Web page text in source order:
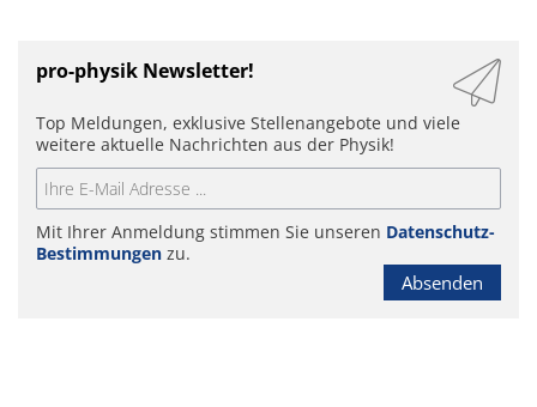
pro-physik Newsletter!
Top Meldungen, exklusive Stellenangebote und viele
weitere aktuelle Nachrichten aus der Physik!
Mit Ihrer Anmeldung stimmen Sie unseren Datenschutz-
Bestimmungen zu.
Absenden